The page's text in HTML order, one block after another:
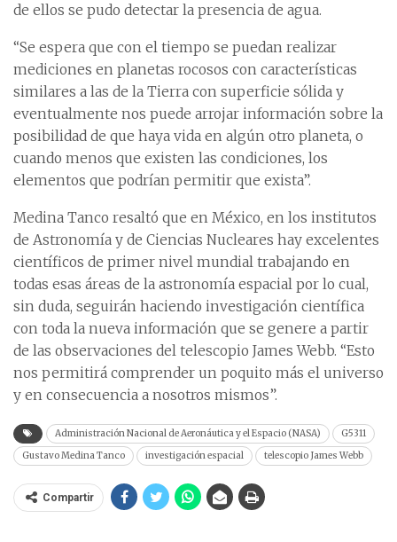
de ellos se pudo detectar la presencia de agua.
“Se espera que con el tiempo se puedan realizar
mediciones en planetas rocosos con características
similares a las de la Tierra con superficie sólida y
eventualmente nos puede arrojar información sobre la
posibilidad de que haya vida en algún otro planeta, o
cuando menos que existen las condiciones, los
elementos que podrían permitir que exista”.
Medina Tanco resaltó que en México, en los institutos
de Astronomía y de Ciencias Nucleares hay excelentes
científicos de primer nivel mundial trabajando en
todas esas áreas de la astronomía espacial por lo cual,
sin duda, seguirán haciendo investigación científica
con toda la nueva información que se genere a partir
de las observaciones del telescopio James Webb. “Esto
nos permitirá comprender un poquito más el universo
y en consecuencia a nosotros mismos”.
Administración Nacional de Aeronáutica y el Espacio (NASA)
G5311
Gustavo Medina Tanco
investigación espacial telescopio James Webb
Compartir